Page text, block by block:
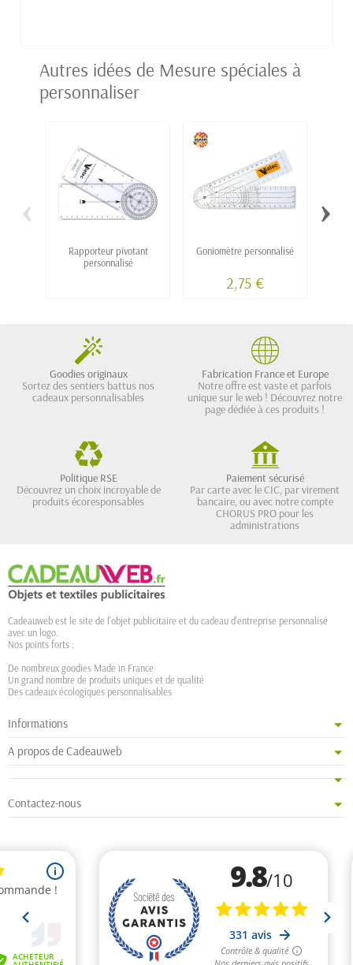
Autres idées de Mesure spéciales à
personnaliser
Rapporteur pivotant
personnalisé
Goniomètre personnalisé
2,75 €
‹ ›
Goodies originaux
Sortez des sentiers battus nos
cadeaux personnalisables
Fabrication France et Europe
Notre offre est vaste et parfois
unique sur le web ! Découvrez notre
page dédiée à ces produits !
Politique RSE
Découvrez un choix incroyable de
produits écoresponsables
Paiement sécurisé
Par carte avec le CIC, par virement
bancaire, ou avec notre compte
CHORUS PRO pour les
administrations
Cadeauweb est le site de l'objet publicitaire et du cadeau d'entreprise personnalisé
avec un logo.
Nos points forts :
De nombreux goodies Made in France
Un grand nombre de produits uniques et de qualité
Des cadeaux écologiques personnalisables
Informations
A propos de Cadeauweb
Contactez-nous